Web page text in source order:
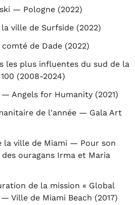
— Pologne (2022)
ville de Surfside (2022)
de Dade (2022)
les plus influentes du sud de la
(2008-2024)
Angels for Humanity (2021)
de l'année — Gala Art
la ville de Miami — Pour son
ouragans Irma et Maria
de la mission « Global
Ville de Miami Beach (2017)